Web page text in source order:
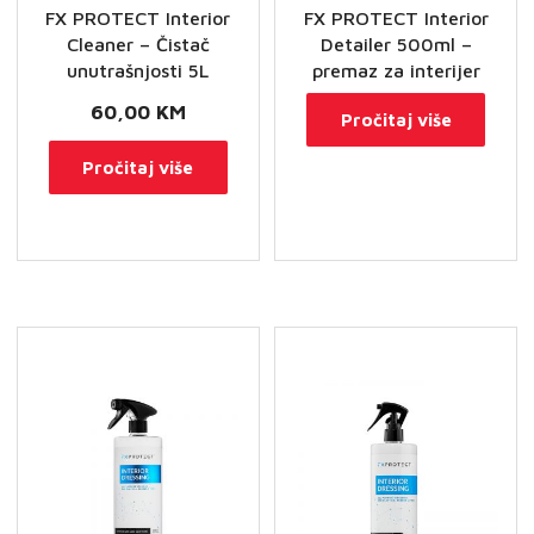
FX PROTECT Interior
Cleaner – Čistač
unutrašnjosti 5L
60,00 KM
Pročitaj više
FX PROTECT Interior
Detailer 500ml –
premaz za interijer
Pročitaj više